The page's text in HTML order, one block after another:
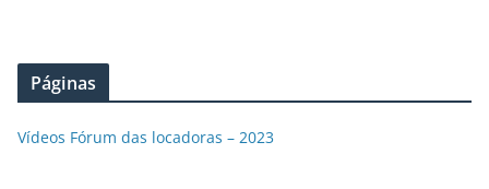
Páginas
Vídeos Fórum das locadoras – 2023